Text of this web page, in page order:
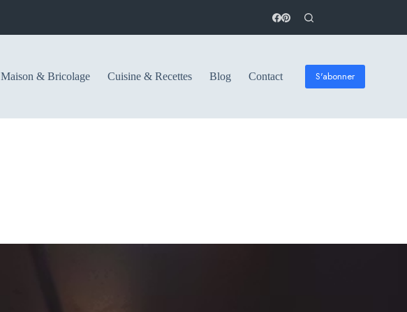
Maison & Bricolage Cuisine & Recettes Blog Contact S'abonner